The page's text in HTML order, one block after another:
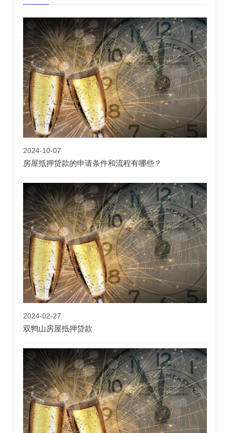
2024-10-07
房屋抵押贷款的申请条件和流程有哪些？
2024-02-27
双鸭山房屋抵押贷款